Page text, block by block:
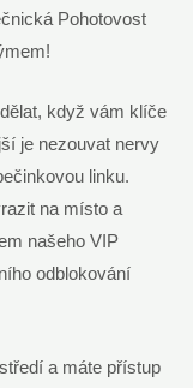
Pohotovost
když vám klíče
je nezouvat nervy
linku.
na místo a
našeho VIP
odblokování
a máte přístup